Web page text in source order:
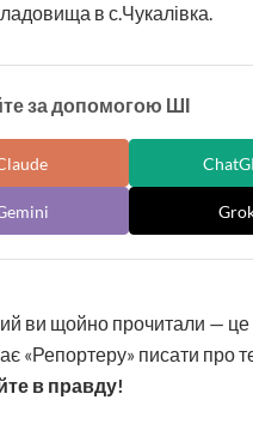
в с.Чукалівка.
за допомогою ШІ
ви щойно прочитали —
«Репортеру» писати про
в правду!